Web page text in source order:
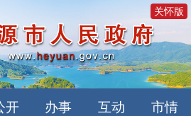
关怀版
开 办事 互动 市情